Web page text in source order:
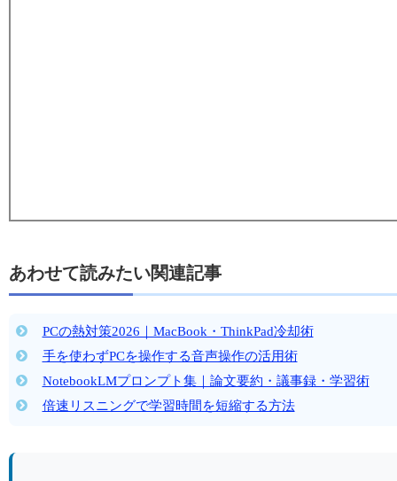
あわせて読みたい関連記事
PCの熱対策2026｜MacBook・ThinkPad冷却術
手を使わずPCを操作する音声操作の活用術
NotebookLMプロンプト集｜論文要約・議事録・学習術
倍速リスニングで学習時間を短縮する方法